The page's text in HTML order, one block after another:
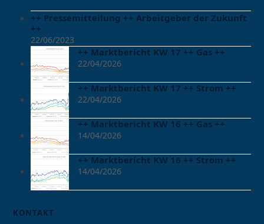
++ Pressemitteilung ++ Arbeitgeber der Zukunft
++
22/06/2023
++ Marktbericht KW 17 ++ Gas ++
22/04/2026
++ Marktbericht KW 17 ++ Strom ++
22/04/2026
++ Marktbericht KW 16 ++ Gas ++
14/04/2026
++ Marktbericht KW 16 ++ Strom ++
14/04/2026
KONTAKT